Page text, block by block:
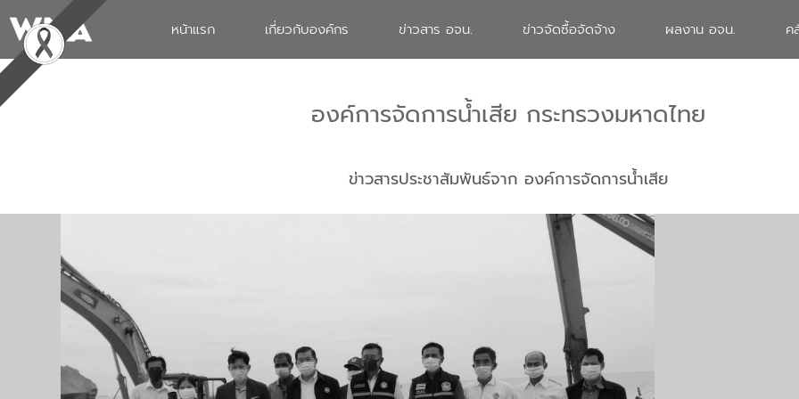
หน้าแรก เกี่ยวกับองค์กร ข่าวสาร อจน. ข่าวจัดซื้อจัดจ้าง ผลงาน อจน. ค
องค์การจัดการน้ำเสีย กระทรวงมหาดไทย
ข่าวสารประชาสัมพันธ์จาก องค์การจัดการน้ำเสีย